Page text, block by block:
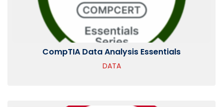
CompTIA Data Analysis Essentials
DATA